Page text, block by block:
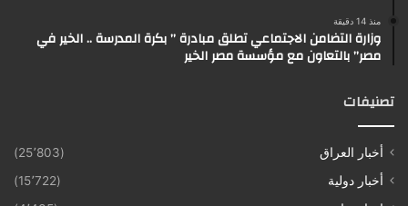
منذ 14 دقيقة
وزارة التضامن الاجتماعي تطلق مبادرة ” بكرة المدرسة .. الخير في
مصر” بالتعاون مع مؤسسة مصر الخير
تصنيفات
أخبار العراق
(25٬803)
أخبار دولية
(15٬722)